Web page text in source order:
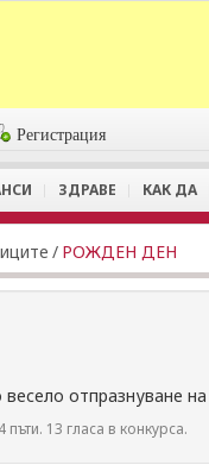
Регистрация
ЗДРАВЕ КАК ДА
/ РОЖДЕН ДЕН
отпразнуване
13 гласа в конкурса.